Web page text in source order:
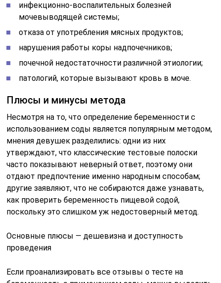
инфекционно-воспалительных болезней
мочевыводящей системы;
отказа от употребления мясных продуктов;
нарушения работы коры надпочечников;
почечной недостаточности различной этиологии;
патологий, которые вызывают кровь в моче.
Плюсы и минусы метода
Несмотря на то, что определение беременности с
использованием соды является популярным методом,
мнения девушек разделились: одни из них
утверждают, что классические тестовые полоски
часто показывают неверный ответ, поэтому они
отдают предпочтение именно народным способам;
другие заявляют, что не собираются даже узнавать,
как проверить беременность пищевой содой,
поскольку это слишком уж недостоверный метод.
Основные плюсы — дешевизна и доступность
проведения
Если проанализировать все отзывы о тесте на